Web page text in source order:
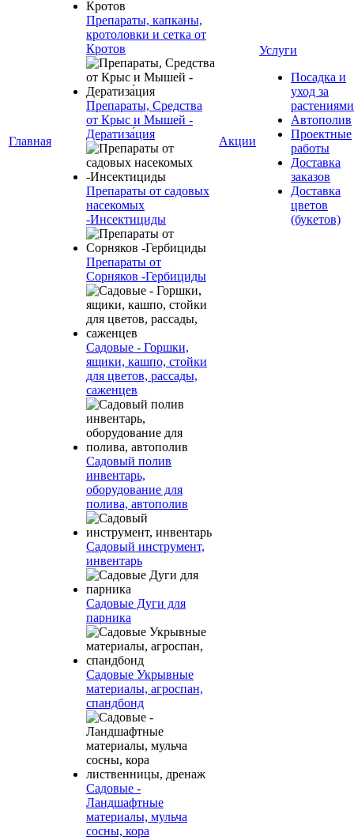
Главная
Препараты, капканы,
кротоловки и сетка от
Кротов
Препараты, Средства
от Крыс и Мышей -
Дератиза́ция
Препараты от садовых
насекомых
-Инсектициды
Препараты от
Сорняков -Гербициды
Садовые - Горшки,
ящики, кашпо, стойки
для цветов, рассады,
саженцев
Садовый полив
инвентарь,
оборудование для
полива, автополив
Садовый инструмент,
инвентарь
Садовые Дуги для
парника
Садовые Укрывные
материалы, агроспан,
спандбонд
Садовые -
Ландшафтные
материалы, мульча
сосны, кора
Акции
Услуги
Посадка и
уход за
растениями
Автополив
Проектные
работы
Доставка
заказов
Доставка
цветов
(букетов)